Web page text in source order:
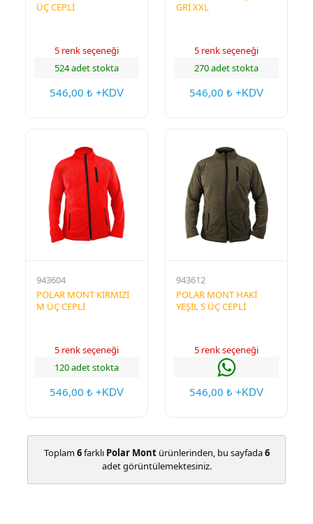
ÜÇ CEPLİ
5 renk seçeneği
524 adet stokta
546,00 ₺ +KDV
GRİ XXL
5 renk seçeneği
270 adet stokta
546,00 ₺ +KDV
943604
POLAR MONT KIRMIZI
M ÜÇ CEPLİ
5 renk seçeneği
120 adet stokta
546,00 ₺ +KDV
943612
POLAR MONT HAKİ
YEŞİL S ÜÇ CEPLİ
5 renk seçeneği
546,00 ₺ +KDV
Toplam6farklı Polar Montürünlerinden, bu sayfada6
adet görüntülemektesiniz.